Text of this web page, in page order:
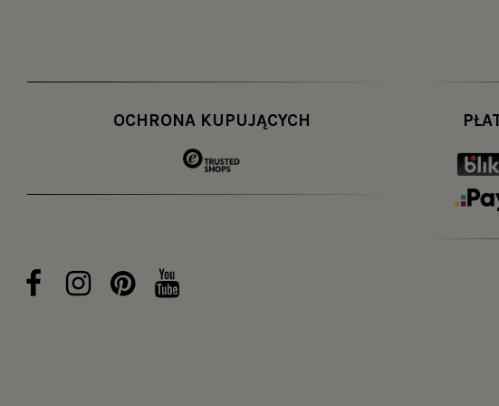
wykonane ręcznie – oznacza to, że w ramach zamówienia
Zamawiając u nas stolik przyścienny w stylu loft, możesz
metalowej podstawy oraz różnych cech blatu, takich jak jego
estetyki, a także funkcjonalności.
OCHRONA KUPUJĄCYCH